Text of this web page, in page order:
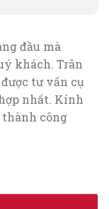
đầu mà
khách. Trân
tư vấn cụ
nhất. Kính
công